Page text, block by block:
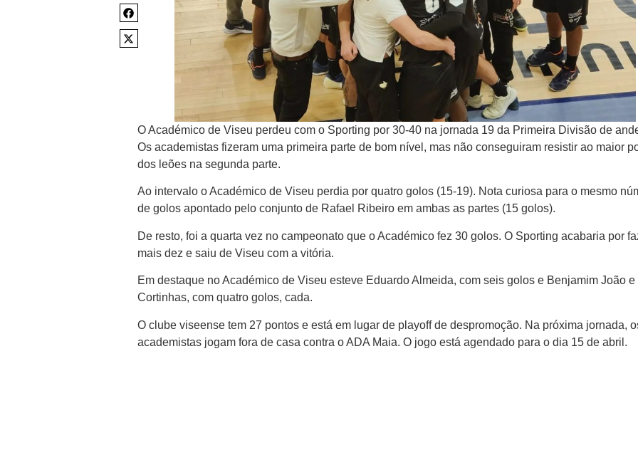
O Académico de Viseu perdeu com o Sporting por 30-40 na jornada 19 da Primeira Divisão de
Os academistas fizeram uma primeira parte de bom nível, mas não conseguiram resistir ao maior
dos leões na segunda parte.
Ao intervalo o Académico de Viseu perdia por quatro golos (15-19). Nota curiosa para o mesmo
de golos apontado pelo conjunto de Rafael Ribeiro em ambas as partes (15 golos).
De resto, foi a quarta vez no campeonato que o Académico fez 30 golos. O Sporting acabaria por
mais dez e saiu de Viseu com a vitória.
Em destaque no Académico de Viseu esteve Eduardo Almeida, com seis golos e Benjamim João
Cortinhas, com quatro golos, cada.
O clube viseense tem 27 pontos e está em lugar de playoff de despromoção. Na próxima jornada,
academistas jogam fora de casa contra o ADA Maia. O jogo está agendado para o dia 15 de abril.